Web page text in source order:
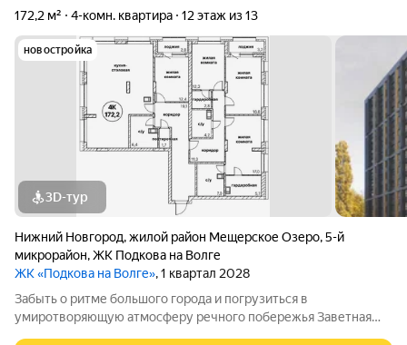
172,2 м²
4-комн. квартира 12 этаж из 13
новостройка
3D-тур
Нижний Новгород,жилой район Мещерское Озеро,5-й
микрорайон,ЖК Подкова на Волге
ЖК «Подкова на Волге», 1 квартал 2028
Забыть о ритме большого города и погрузиться в
умиротворяющую атмосферу речного побережья Заветная